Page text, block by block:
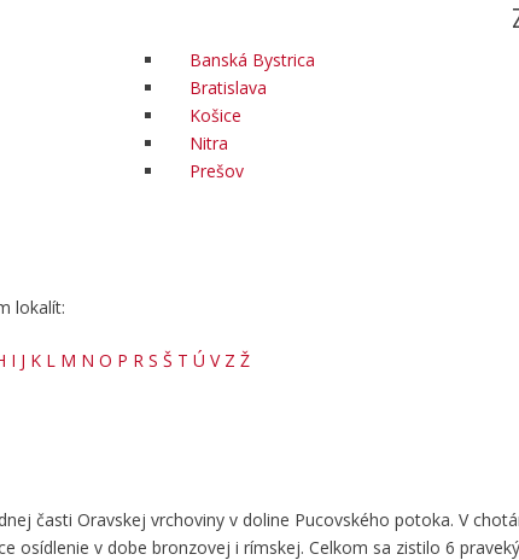
Banská Bystrica
Bratislava
Košice
Nitra
Prešov
lokalít:
I J K L M N O P R S Š T Ú V Z Ž
časti Oravskej vrchoviny v doline Pucovského potoka. V
osídlenie v dobe bronzovej i rímskej. Celkom sa zistilo 6